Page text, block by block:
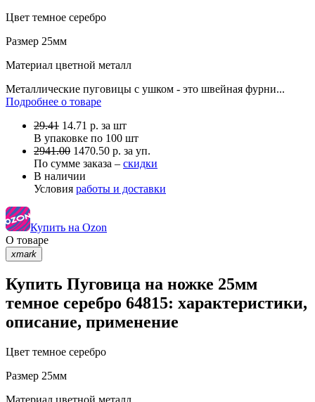
Цвет темное серебро
Размер 25мм
Материал цветной металл
Металлические пуговицы с ушком - это швейная фурни...
Подробнее о товаре
29.41 14.71 р. за шт
В упаковке по 100 шт
2941.00 1470.50 р. за уп.
По сумме заказа – скидки
В наличии
Условия работы и доставки
Купить на Ozon
О товаре
xmark
Купить Пуговица на ножке 25мм
темное серебро 64815: характеристики,
описание, применение
Цвет темное серебро
Размер 25мм